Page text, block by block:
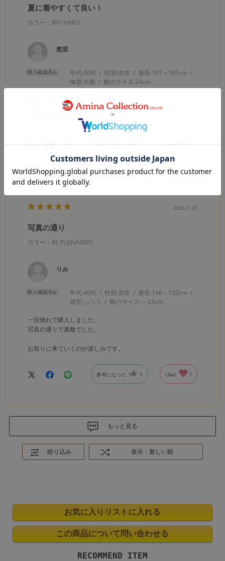
夏に着やすくて良い！
カラー：WH HAKU
悠里
購入確認済み 年代:40代 性別:女性 身長:161～165cm
体型:大柄 靴のサイズ:24cm
薄手の生地で夏に着て歩くには最適でした
UVカットしてくれるのもありがたい
今年の夏に重宝しそうです(*ˊ˘ˋ*)｡♪:*°
参考になった 0 Like! 0
2025.7.20
写真の通り
カラー：BL FUJINANDO
りみ
購入確認済み 年代:40代 性別:女性 身長:146～150cm
体型:ふつう 靴のサイズ: ～23cm
一目惚れで購入しました。
写真の通りで素敵でした。
お祭りに来ていくのが楽しみです。
参考になった 3 Like! 1
もっと見る
絞り込み 表示：新しい順
RECOMMEND ITEM